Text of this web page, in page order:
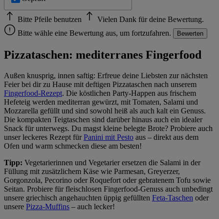
Bitte Pfeile benutzen
Vielen Dank für deine Bewertung.
Bitte wähle eine Bewertung aus, um fortzufahren.
Bewerten
Pizzataschen: mediterranes Fingerfood
Außen knusprig, innen saftig: Erfreue deine Liebsten zur nächsten
Feier bei dir zu Hause mit deftigen Pizzataschen nach unserem
Fingerfood-Rezept. Die köstlichen Party-Happen aus frischem
Hefeteig werden mediterran gewürzt, mit Tomaten, Salami und
Mozzarella gefüllt und sind sowohl heiß als auch kalt ein Genuss.
Die kompakten Teigtaschen sind darüber hinaus auch ein idealer
Snack für unterwegs. Du magst kleine belegte Brote? Probiere auch
unser leckeres Rezept fürPanini mit Pesto aus – direkt aus dem
Ofen und warm schmecken diese am besten!
Tipp: Vegetarierinnen und Vegetarier ersetzen die Salami in der
Füllung mit zusätzlichem Käse wie Parmesan, Greyerzer,
Gorgonzola, Pecorino oder Roquefort oder gebratenem Tofu sowie
Seitan. Probiere für fleischlosen Fingerfood-Genuss auch unbedingt
unsere griechisch angehauchten üppig gefüllten Feta-Taschen oder
unsere Pizza-Muffins – auch lecker!